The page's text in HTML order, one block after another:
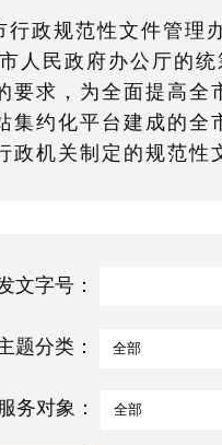
政规范性文件管理
人民政府办公厅的
求，为全面提高全
约化平台建成的全
机关制定的规范性
文字号：
题分类：
服务对象：